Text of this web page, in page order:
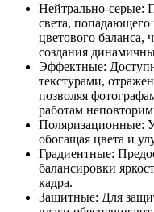
Нейтрально-серые:
света, попадающего
цветового баланса,
создания
Эффектные:
текстурами,
позволяя
работам
Поляризационные:
обогащая цвета и
Градиентные:
балансировки
кадра.
Защитные: Для